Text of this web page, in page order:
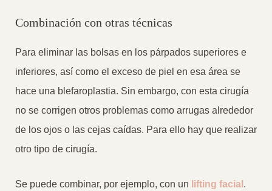
Combinación con otras técnicas
Para eliminar las bolsas en los párpados superiores e
inferiores, así como el exceso de piel en esa área se
hace una blefaroplastia. Sin embargo, con esta cirugía
no se corrigen otros problemas como arrugas alrededor
de los ojos o las cejas caídas. Para ello hay que realizar
otro tipo de cirugía.
Se puede combinar, por ejemplo, con un lifting facial .